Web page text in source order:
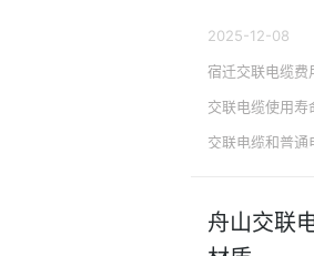
2025-12-08
宿迁交联电缆费
交联电缆使用寿
交联电缆和普通
舟山交联